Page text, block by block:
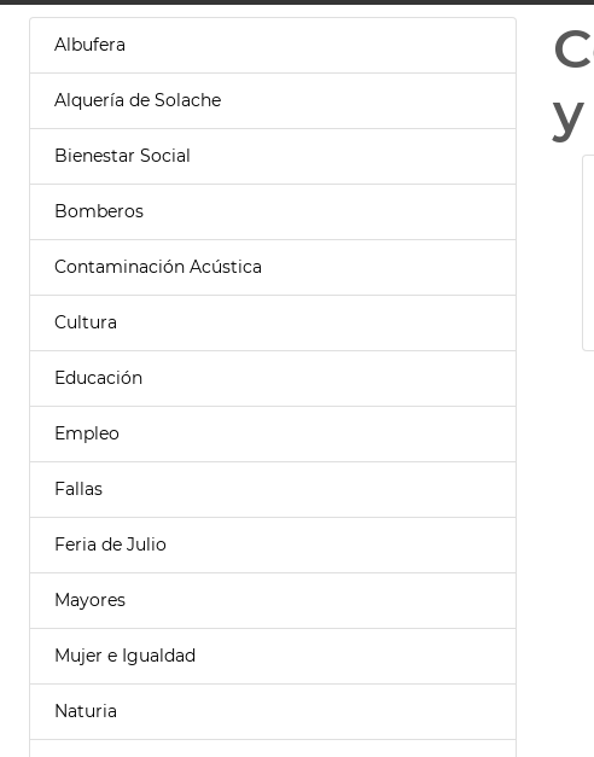
Albufera
Alquería de Solache
Bienestar Social
Bomberos
Contaminación Acústica
Cultura
Educación
Empleo
Fallas
Feria de Julio
Mayores
Mujer e Igualdad
Naturia